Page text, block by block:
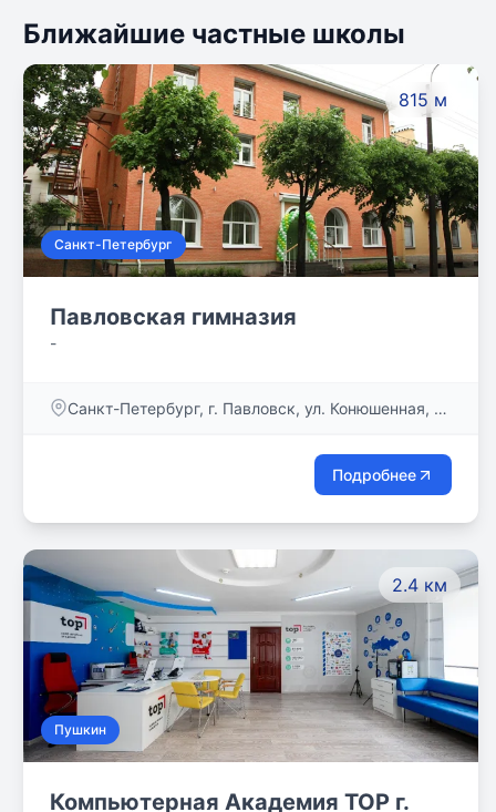
Ближайшие частные школы
815 м
Санкт-Петербург
Павловская гимназия
-
Санкт-Петербург, г. Павловск, ул. Конюшенная, д.
Подробнее
2.4 км
Пушкин
Компьютерная Академия TOP г.